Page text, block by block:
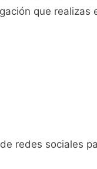
que
redes sociales